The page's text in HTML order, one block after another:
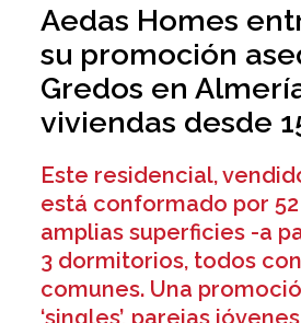
Aedas Homes
su promoción
Gredos en
viviendas desde
Este residencial,
está conformado por
amplias superficies -a
3 dormitorios, todos
comunes. Una
‘singles’, parejas